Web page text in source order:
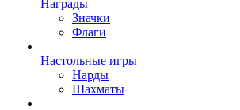
Награды
Значки
Флаги
Настольные игры
Нарды
Шахматы